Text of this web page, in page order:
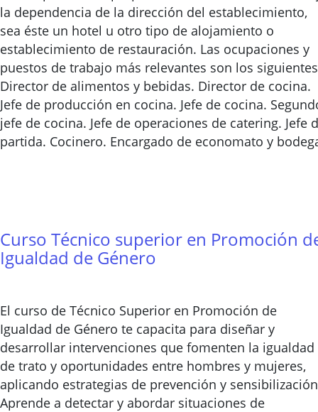
la dependencia de la dirección del establecimiento,
sea éste un hotel u otro tipo de alojamiento o
establecimiento de restauración. Las ocupaciones y
puestos de trabajo más relevantes son los
Director de alimentos y bebidas. Director de cocina.
Jefe de producción en cocina. Jefe de cocina.
jefe de cocina. Jefe de operaciones de catering. Jefe
partida. Cocinero. Encargado de economato y
Curso Técnico superior en Promoción
Igualdad de Género
El curso de Técnico Superior en Promoción de
Igualdad de Género te capacita para diseñar y
desarrollar intervenciones que fomenten la igualdad
de trato y oportunidades entre hombres y mujeres,
aplicando estrategias de prevención y
Aprende a detectar y abordar situaciones de